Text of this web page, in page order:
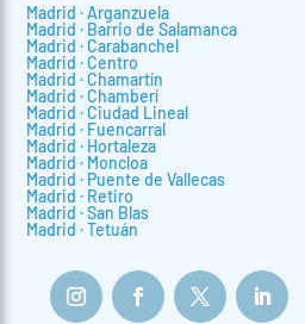
Madrid · Arganzuela
Madrid · Barrio de Salamanca
Madrid · Carabanchel
Madrid · Centro
Madrid · Chamartín
Madrid · Chamberí
Madrid · Ciudad Lineal
Madrid · Fuencarral
Madrid · Hortaleza
Madrid · Moncloa
Madrid · Puente de Vallecas
Madrid · Retiro
Madrid · San Blas
Madrid · Tetuán